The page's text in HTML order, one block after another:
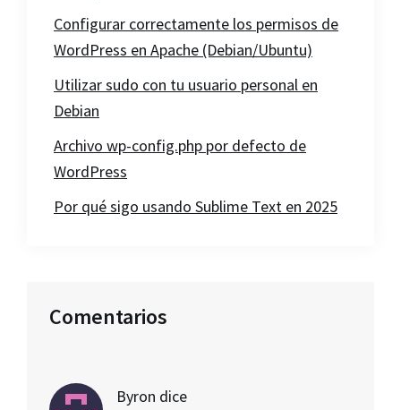
Configurar correctamente los permisos de
WordPress en Apache (Debian/Ubuntu)
Utilizar sudo con tu usuario personal en
Debian
Archivo wp-config.php por defecto de
WordPress
Por qué sigo usando Sublime Text en 2025
con
lectores
Comentarios
Byron dice